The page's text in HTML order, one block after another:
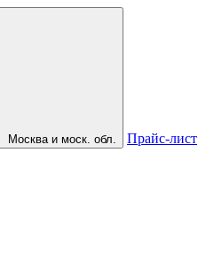
Москва и моск. обл. Прайс-лист